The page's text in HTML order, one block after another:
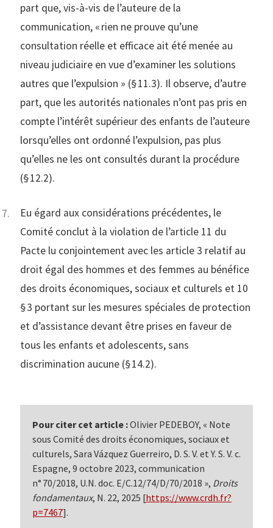
part que, vis-à-vis de l’auteure de la
communication, « rien ne prouve qu’une
consultation réelle et efficace ait été menée au
niveau judiciaire en vue d’examiner les solutions
autres que l’expulsion » (§ 11.3). Il observe, d’autre
part, que les autorités nationales n’ont pas pris en
compte l’intérêt supérieur des enfants de l’auteure
lorsqu’elles ont ordonné l’expulsion, pas plus
qu’elles ne les ont consultés durant la procédure
(§ 12.2).
Eu égard aux considérations précédentes, le
Comité conclut à la violation de l’article 11 du
Pacte lu conjointement avec les article 3 relatif au
droit égal des hommes et des femmes au bénéfice
des droits économiques, sociaux et culturels et 10
§ 3 portant sur les mesures spéciales de protection
et d’assistance devant être prises en faveur de
tous les enfants et adolescents, sans
discrimination aucune (§ 14.2).
Pour citer cet article :Olivier PEDEBOY, « Note
sous Comité des droits économiques, sociaux et
culturels, Sara Vázquez Guerreiro, D. S. V. et Y. S. V. c.
Espagne, 9 octobre 2023, communication
n° 70/2018, U.N. doc. E/C.12/74/D/70/2018 », Droits
fondamentaux, N. 22, 2025 [https://www.crdh.fr?
p=7467].